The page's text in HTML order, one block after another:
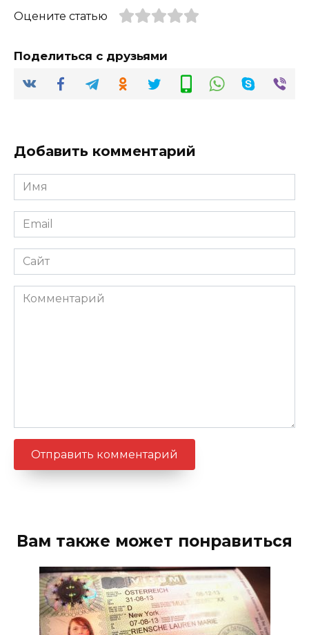
Оцените статью
Поделиться с друзьями
Добавить комментарий
Имя
*
Email
*
Сайт
Комментарий
Вам также может понравиться